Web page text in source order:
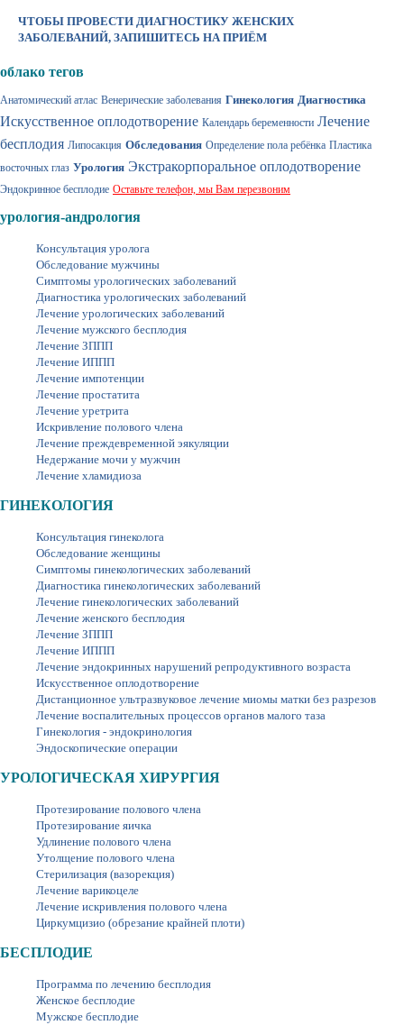
ЧТОБЫ ПРОВЕСТИ ДИАГНОСТИКУ ЖЕНСКИХ
ЗАБОЛЕВАНИЙ, ЗАПИШИТЕСЬ НА ПРИЁМ
облако тегов
Анатомический атлас Венерические заболевания Гинекология Диагностика
Искусственное оплодотворение Календарь беременности Лечение
бесплодия Липосакция Обследования Определение пола ребёнка Пластика
восточных глаз Урология Экстракорпоральное оплодотворение
Эндокринное бесплодие Оставьте телефон, мы Вам перезвоним
урология-андрология
Консультация уролога
Обследование мужчины
Симптомы урологических заболеваний
Диагностика урологических заболеваний
Лечение урологических заболеваний
Лечение мужского бесплодия
Лечение ЗППП
Лечение ИППП
Лечение импотенции
Лечение простатита
Лечение уретрита
Искривление полового члена
Лечение преждевременной эякуляции
Недержание мочи у мужчин
Лечение хламидиоза
ГИНЕКОЛОГИЯ
Консультация гинеколога
Обследование женщины
Симптомы гинекологических заболеваний
Диагностика гинекологических заболеваний
Лечение гинекологических заболеваний
Лечение женского бесплодия
Лечение ЗППП
Лечение ИППП
Лечение эндокринных нарушений репродуктивного возраста
Искусственное оплодотворение
Дистанционное ультразвуковое лечение миомы матки без разрезов
Лечение воспалительных процессов органов малого таза
Гинекология - эндокринология
Эндоскопические операции
УРОЛОГИЧЕСКАЯ ХИРУРГИЯ
Протезирование полового члена
Протезирование яичка
Удлинение полового члена
Утолщение полового члена
Стерилизация (вазорекция)
Лечение варикоцеле
Лечение искривления полового члена
Циркумцизио (обрезание крайней плоти)
БЕСПЛОДИЕ
Программа по лечению бесплодия
Женское бесплодие
Мужское бесплодие